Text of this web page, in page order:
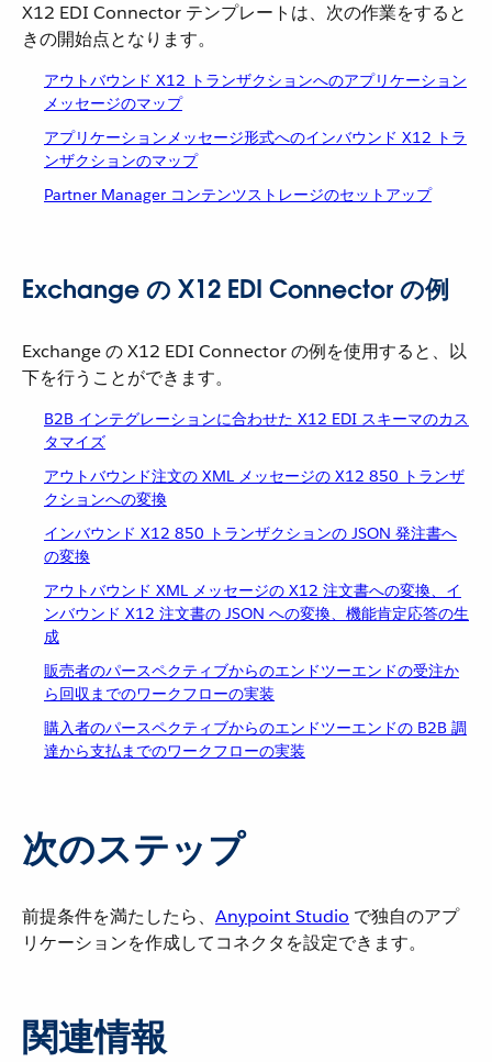
X12 EDI Connector テンプレートは、次の作業をすると
きの開始点となります。
アウトバウンド X12 トランザクションへのアプリケーション
メッセージのマップ
アプリケーションメッセージ形式へのインバウンド X12 トラ
ンザクションのマップ
Partner Manager コンテンツストレージのセットアップ
Exchange の X12 EDI Connector の例
Exchange の X12 EDI Connector の例を使用すると、以
下を行うことができます。
B2B インテグレーションに合わせた X12 EDI スキーマのカス
タマイズ
アウトバウンド注文の XML メッセージの X12 850 トランザ
クションへの変換
インバウンド X12 850 トランザクションの JSON 発注書へ
の変換
アウトバウンド XML メッセージの X12 注文書への変換、イ
ンバウンド X12 注文書の JSON への変換、機能肯定応答の生
成
販売者のパースペクティブからのエンドツーエンドの受注か
ら回収までのワークフローの実装
購入者のパースペクティブからのエンドツーエンドの B2B 調
達から支払までのワークフローの実装
次のステップ
前提条件を満たしたら、​ Anypoint Studio ​ で独自のアプ
リケーションを作成してコネクタを設定できます。
関連情報